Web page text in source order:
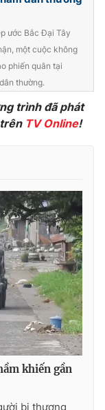
Việt
bằng AI
ước Bắc Đại Tây
một cuộc không
phiến quân tại
thường.
trình đã phát
TV Online!
khiến gần
bị thương